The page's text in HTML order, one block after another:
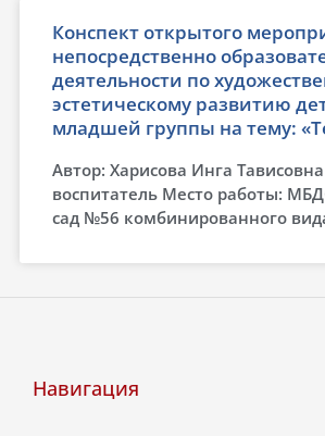
Конспект открытого
непосредственно
деятельности по
эстетическому развитию
младшей группы на тему:
Автор: Харисова Инга
воспитатель Место работы:
сад №56 комбинированного
Навигация